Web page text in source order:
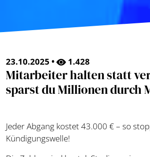
23.10.2025 • 1.428
Mitarbeiter halten statt
sparst du Millionen durch
Jeder Abgang kostet 43.000 € – so
Kündigungswelle!